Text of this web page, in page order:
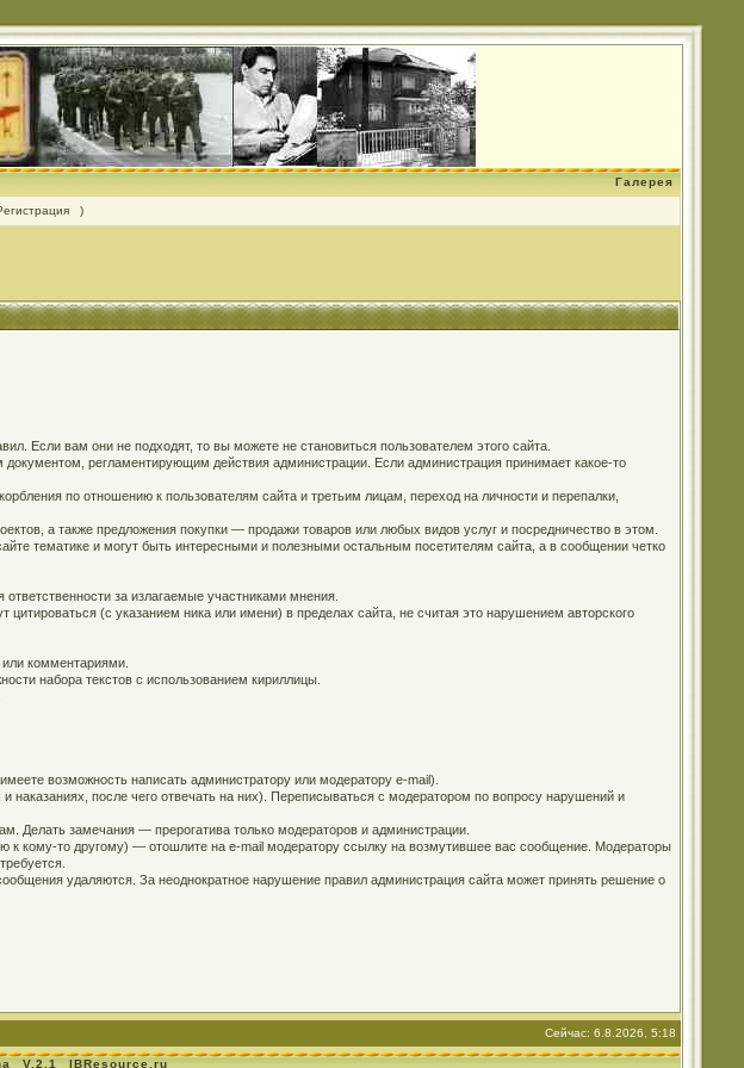
Галерея
)
Если вам они не подходят, то вы можете не становиться пользователем этого сайта.
регламентирующим действия администрации. Если администрация принимает какое-то
по отношению к пользователям сайта и третьим лицам, переход на личности и перепалки,
а также предложения покупки — продажи товаров или любых видов услуг и посредничество в этом.
тематике и могут быть интересными и полезными остальным посетителям сайта, а в сообщении четко
за излагаемые участниками мнения.
(с указанием ника или имени) в пределах сайта, не считая это нарушением авторского
комментариями.
набора текстов с использованием кириллицы.
возможность написать администратору или модератору e-mail).
после чего отвечать на них). Переписываться с модератором по вопросу нарушений и
Делать замечания — прерогатива только модераторов и администрации.
к кому-то другому) — отошлите на e-mail модератору ссылку на возмутившее вас сообщение. Модераторы
удаляются. За неоднократное нарушение правил администрация сайта может принять решение о
Сейчас: 6.8.2026, 5:18
V.2.1 IBResource.ru